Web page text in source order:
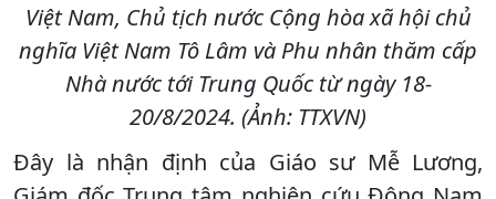
Việt Nam, Chủ tịch nước Cộng hòa xã hội chủ
nghĩa Việt Nam Tô Lâm và Phu nhân thăm cấp
Nhà nước tới Trung Quốc từ ngày 18-
20/8/2024. (Ảnh: TTXVN)
Đây là nhận định của Giáo sư Mễ Lương,